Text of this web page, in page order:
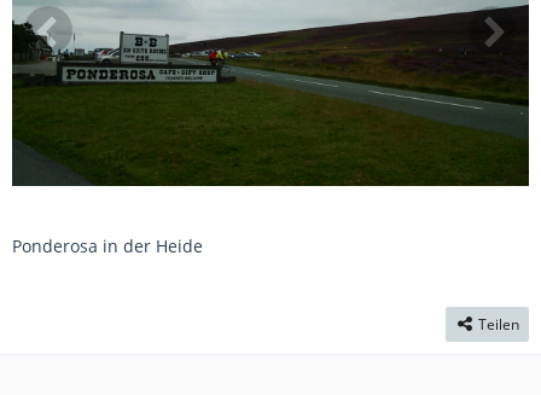
Ponderosa in der Heide
Teilen